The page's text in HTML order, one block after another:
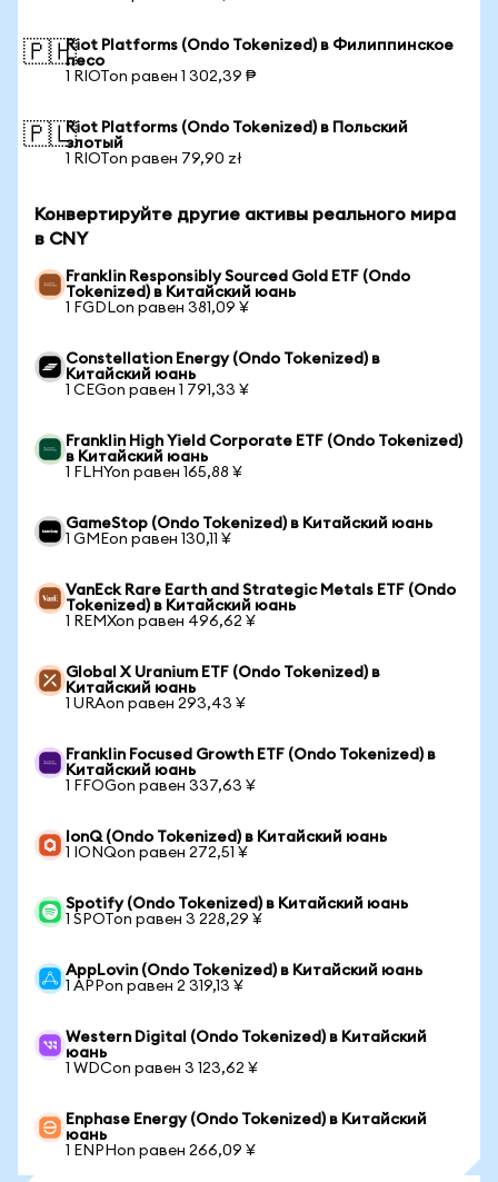
🇵🇭Riot Platforms (Ondo Tokenized) в Филиппинское
песо
1 RIOTon равен 1 302,39 ₱
🇵🇱Riot Platforms (Ondo Tokenized) в Польский
злотый
1 RIOTon равен 79,90 zł
Конвертируйте другие активы реального мира
в CNY
Franklin Responsibly Sourced Gold ETF (Ondo
Tokenized) в Китайский юань
1 FGDLon равен 381,09 ¥
Constellation Energy (Ondo Tokenized) в
Китайский юань
1 CEGon равен 1 791,33 ¥
Franklin High Yield Corporate ETF (Ondo Tokenized)
в Китайский юань
1 FLHYon равен 165,88 ¥
GameStop (Ondo Tokenized) в Китайский юань
1 GMEon равен 130,11 ¥
VanEck Rare Earth and Strategic Metals ETF (Ondo
Tokenized) в Китайский юань
1 REMXon равен 496,62 ¥
Global X Uranium ETF (Ondo Tokenized) в
Китайский юань
1 URAon равен 293,43 ¥
Franklin Focused Growth ETF (Ondo Tokenized) в
Китайский юань
1 FFOGon равен 337,63 ¥
IonQ (Ondo Tokenized) в Китайский юань
1 IONQon равен 272,51 ¥
Spotify (Ondo Tokenized) в Китайский юань
1 SPOTon равен 3 228,29 ¥
AppLovin (Ondo Tokenized) в Китайский юань
1 APPon равен 2 319,13 ¥
Western Digital (Ondo Tokenized) в Китайский
юань
1 WDCon равен 3 123,62 ¥
Enphase Energy (Ondo Tokenized) в Китайский
юань
1 ENPHon равен 266,09 ¥